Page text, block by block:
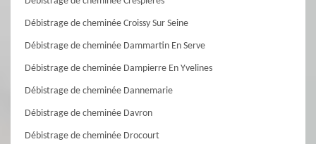
Débistrage de cheminée Croissy Sur Seine
Débistrage de cheminée Dammartin En Serve
Débistrage de cheminée Dampierre En Yvelines
Débistrage de cheminée Dannemarie
Débistrage de cheminée Davron
Débistrage de cheminée Drocourt